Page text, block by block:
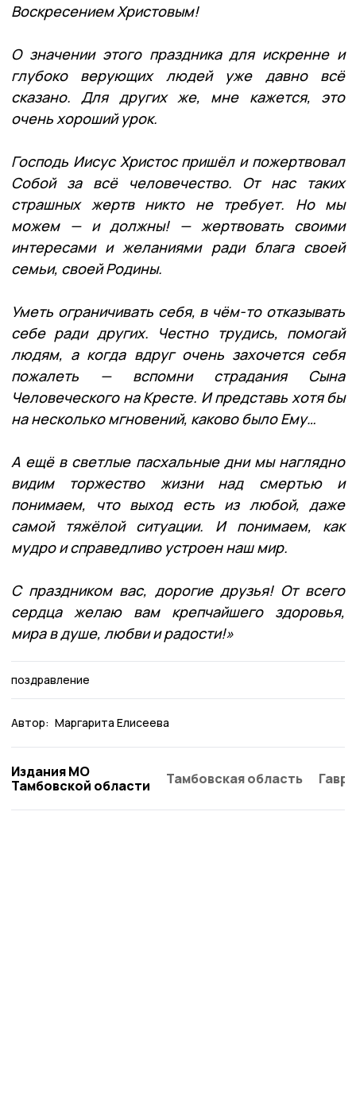
Воскресением Христовым!
О значении этого праздника для искренне и
глубоко верующих людей уже давно всё
сказано. Для других же, мне кажется, это
очень хороший урок.
Господь Иисус Христос пришёл и пожертвовал
Собой за всё человечество. От нас таких
страшных жертв никто не требует. Но мы
можем — и должны! —жертвовать своими
интересами и желаниями ради блага своей
семьи, своей Родины.
Уметь ограничивать себя, в чём-тоотказывать
себе ради других. Честно трудись, помогай
людям, а когда вдруг очень захочется себя
пожалеть — вспомни страдания Сына
Человеческого на Кресте. И представь хотя бы
на несколько мгновений, каково было Ему…
А ещё в светлые пасхальные дни мы наглядно
видим торжество жизни над смертью и
понимаем, что выход есть из любой, даже
самой тяжёлой ситуации. И понимаем, как
мудро и справедливо устроен наш мир.
С праздником вас, дорогие друзья! От всего
сердца желаю вам крепчайшего здоровья,
мира в душе, любви и радости!»
поздравление
Автор: Маргарита Елисеева
Издания МО
Тамбовской области
Тамбовская область